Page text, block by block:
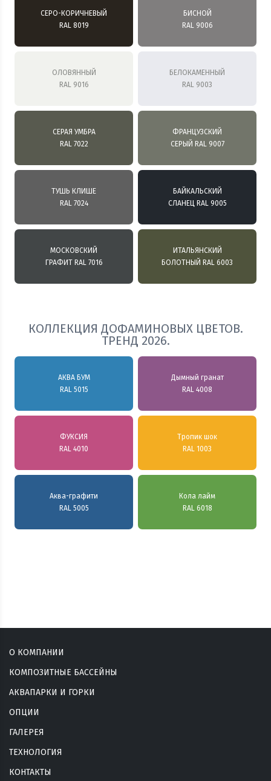
СЕРО-КОРИЧНЕВЫЙ
RAL 8019
БИСНОЙ
RAL 9006
ОЛОВЯННЫЙ
RAL 9016
БЕЛОКАМЕННЫЙ
RAL 9003
СЕРАЯ УМБРА
RAL 7022
ФРАНЦУЗСКИЙ
СЕРЫЙ RAL 9007
ТУШЬ КЛИШЕ
RAL 7024
БАЙКАЛЬСКИЙ
СЛАНЕЦ RAL 9005
МОСКОВСКИЙ
ГРАФИТ RAL 7016
ИТАЛЬЯНСКИЙ
БОЛОТНЫЙ RAL 6003
КОЛЛЕКЦИЯ ДОФАМИНОВЫХ ЦВЕТОВ.
ТРЕНД 2026.
АКВА БУМ
RAL 5015
Дымный гранат
RAL 4008
ФУКСИЯ
RAL 4010
Тропик шок
RAL 1003
Аква-графити
RAL 5005
Кола лайм
RAL 6018
О КОМПАНИИ
КОМПОЗИТНЫЕ БАССЕЙНЫ
АКВАПАРКИ И ГОРКИ
ОПЦИИ
ГАЛЕРЕЯ
ТЕХНОЛОГИЯ
КОНТАКТЫ